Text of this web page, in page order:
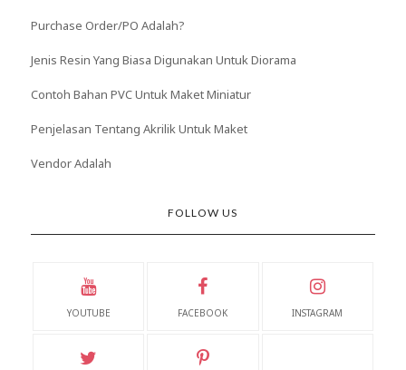
Purchase Order/PO Adalah?
Jenis Resin Yang Biasa Digunakan Untuk Diorama
Contoh Bahan PVC Untuk Maket Miniatur
Penjelasan Tentang Akrilik Untuk Maket
Vendor Adalah
FOLLOW US
YOUTUBE FACEBOOK INSTAGRAM